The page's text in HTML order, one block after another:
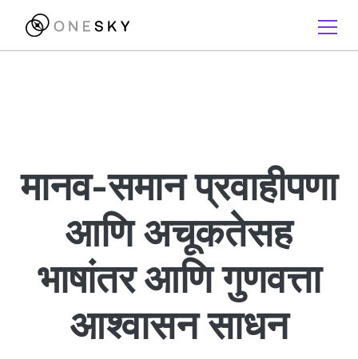
मानव-समान प्रवाहीपणा
आणि अचूकतेसह
भाषांतर आणि गुणवत्ता
आश्वासन साधन